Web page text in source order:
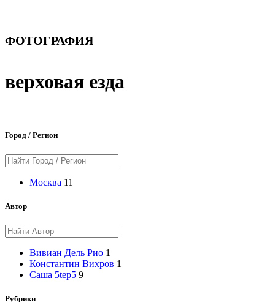
ФОТОГРАФИЯ
верховая езда
Город / Регион
Москва 11
Автор
Вивиан Дель Рио 1
Константин Вихров 1
Саша 5tep5 9
Рубрики